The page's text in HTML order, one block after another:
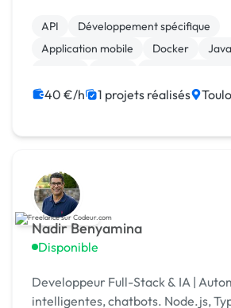
API
Développement spécifique
Application mobile
Docker
40 €/h 1 projets réalisés
Nadir Benyamina
Disponible
Developpeur Full-Stack & IA |
intelligentes, chatbots. Node.js,